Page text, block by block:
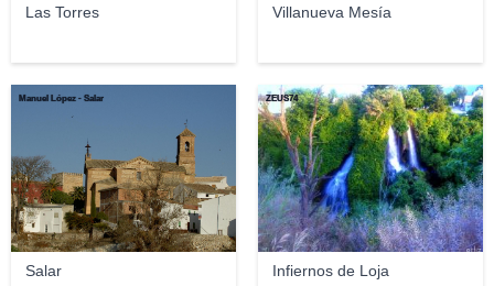
Las Torres Villanueva Mesía
Salar
Manuel López - Salar
Infiernos de Loja
ZEUS74